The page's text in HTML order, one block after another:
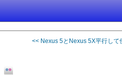
<< Nexus 5とNexus 5X平行して